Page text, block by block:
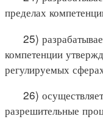
пределах
25)
компетенции
регулируемых
26) осуществляет
разрешительные